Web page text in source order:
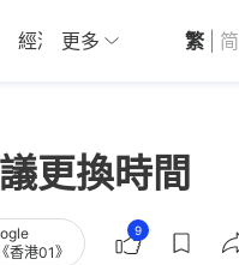
經濟 01深圳 觀點
更多 繁 简
更換時間
香港01》
9